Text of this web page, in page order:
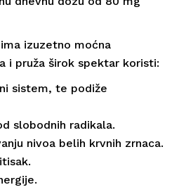
izuzetno moćna
i pruža širok spektar koristi:
sistem, te podiže
slobodnih radikala.
nivoa belih krvnih zrnaca.